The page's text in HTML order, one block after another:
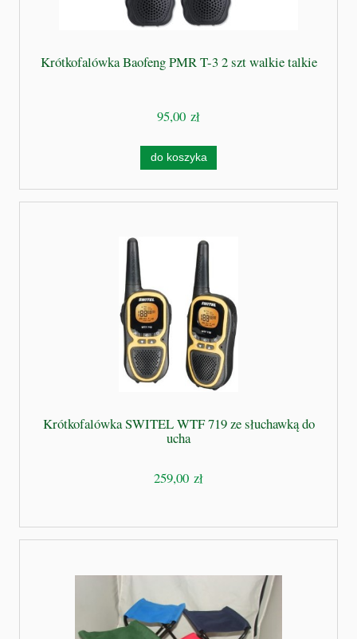
Krótkofalówka Baofeng PMR T-3 2 szt walkie talkie
95,00 zł
do koszyka
Krótkofalówka SWITEL WTF 719 ze słuchawką do
ucha
259,00 zł